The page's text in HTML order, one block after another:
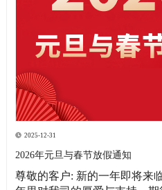
2025-12-31
2026年元旦与春节放假通知
尊敬的客户: 新的一年即将来临，诚挚感谢贵司在过去一